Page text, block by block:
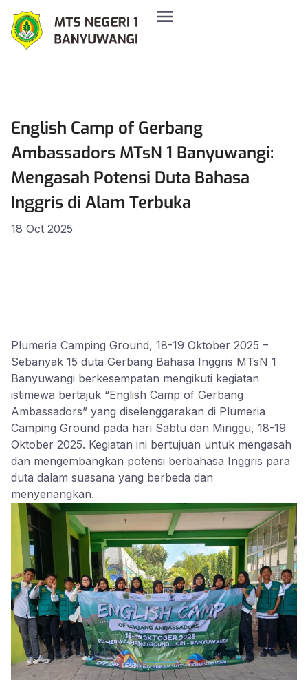
English Camp of Gerbang
Ambassadors MTsN 1 Banyuwangi:
Mengasah Potensi Duta Bahasa
Inggris di Alam Terbuka
18 Oct 2025
Plumeria Camping Ground, 18-19 Oktober 2025 –
Sebanyak 15 duta Gerbang Bahasa Inggris MTsN 1
Banyuwangi berkesempatan mengikuti kegiatan
istimewa bertajuk “English Camp of Gerbang
Ambassadors” yang diselenggarakan di Plumeria
Camping Ground pada hari Sabtu dan Minggu, 18-19
Oktober 2025. Kegiatan ini bertujuan untuk mengasah
dan mengembangkan potensi berbahasa Inggris para
duta dalam suasana yang berbeda dan
menyenangkan.